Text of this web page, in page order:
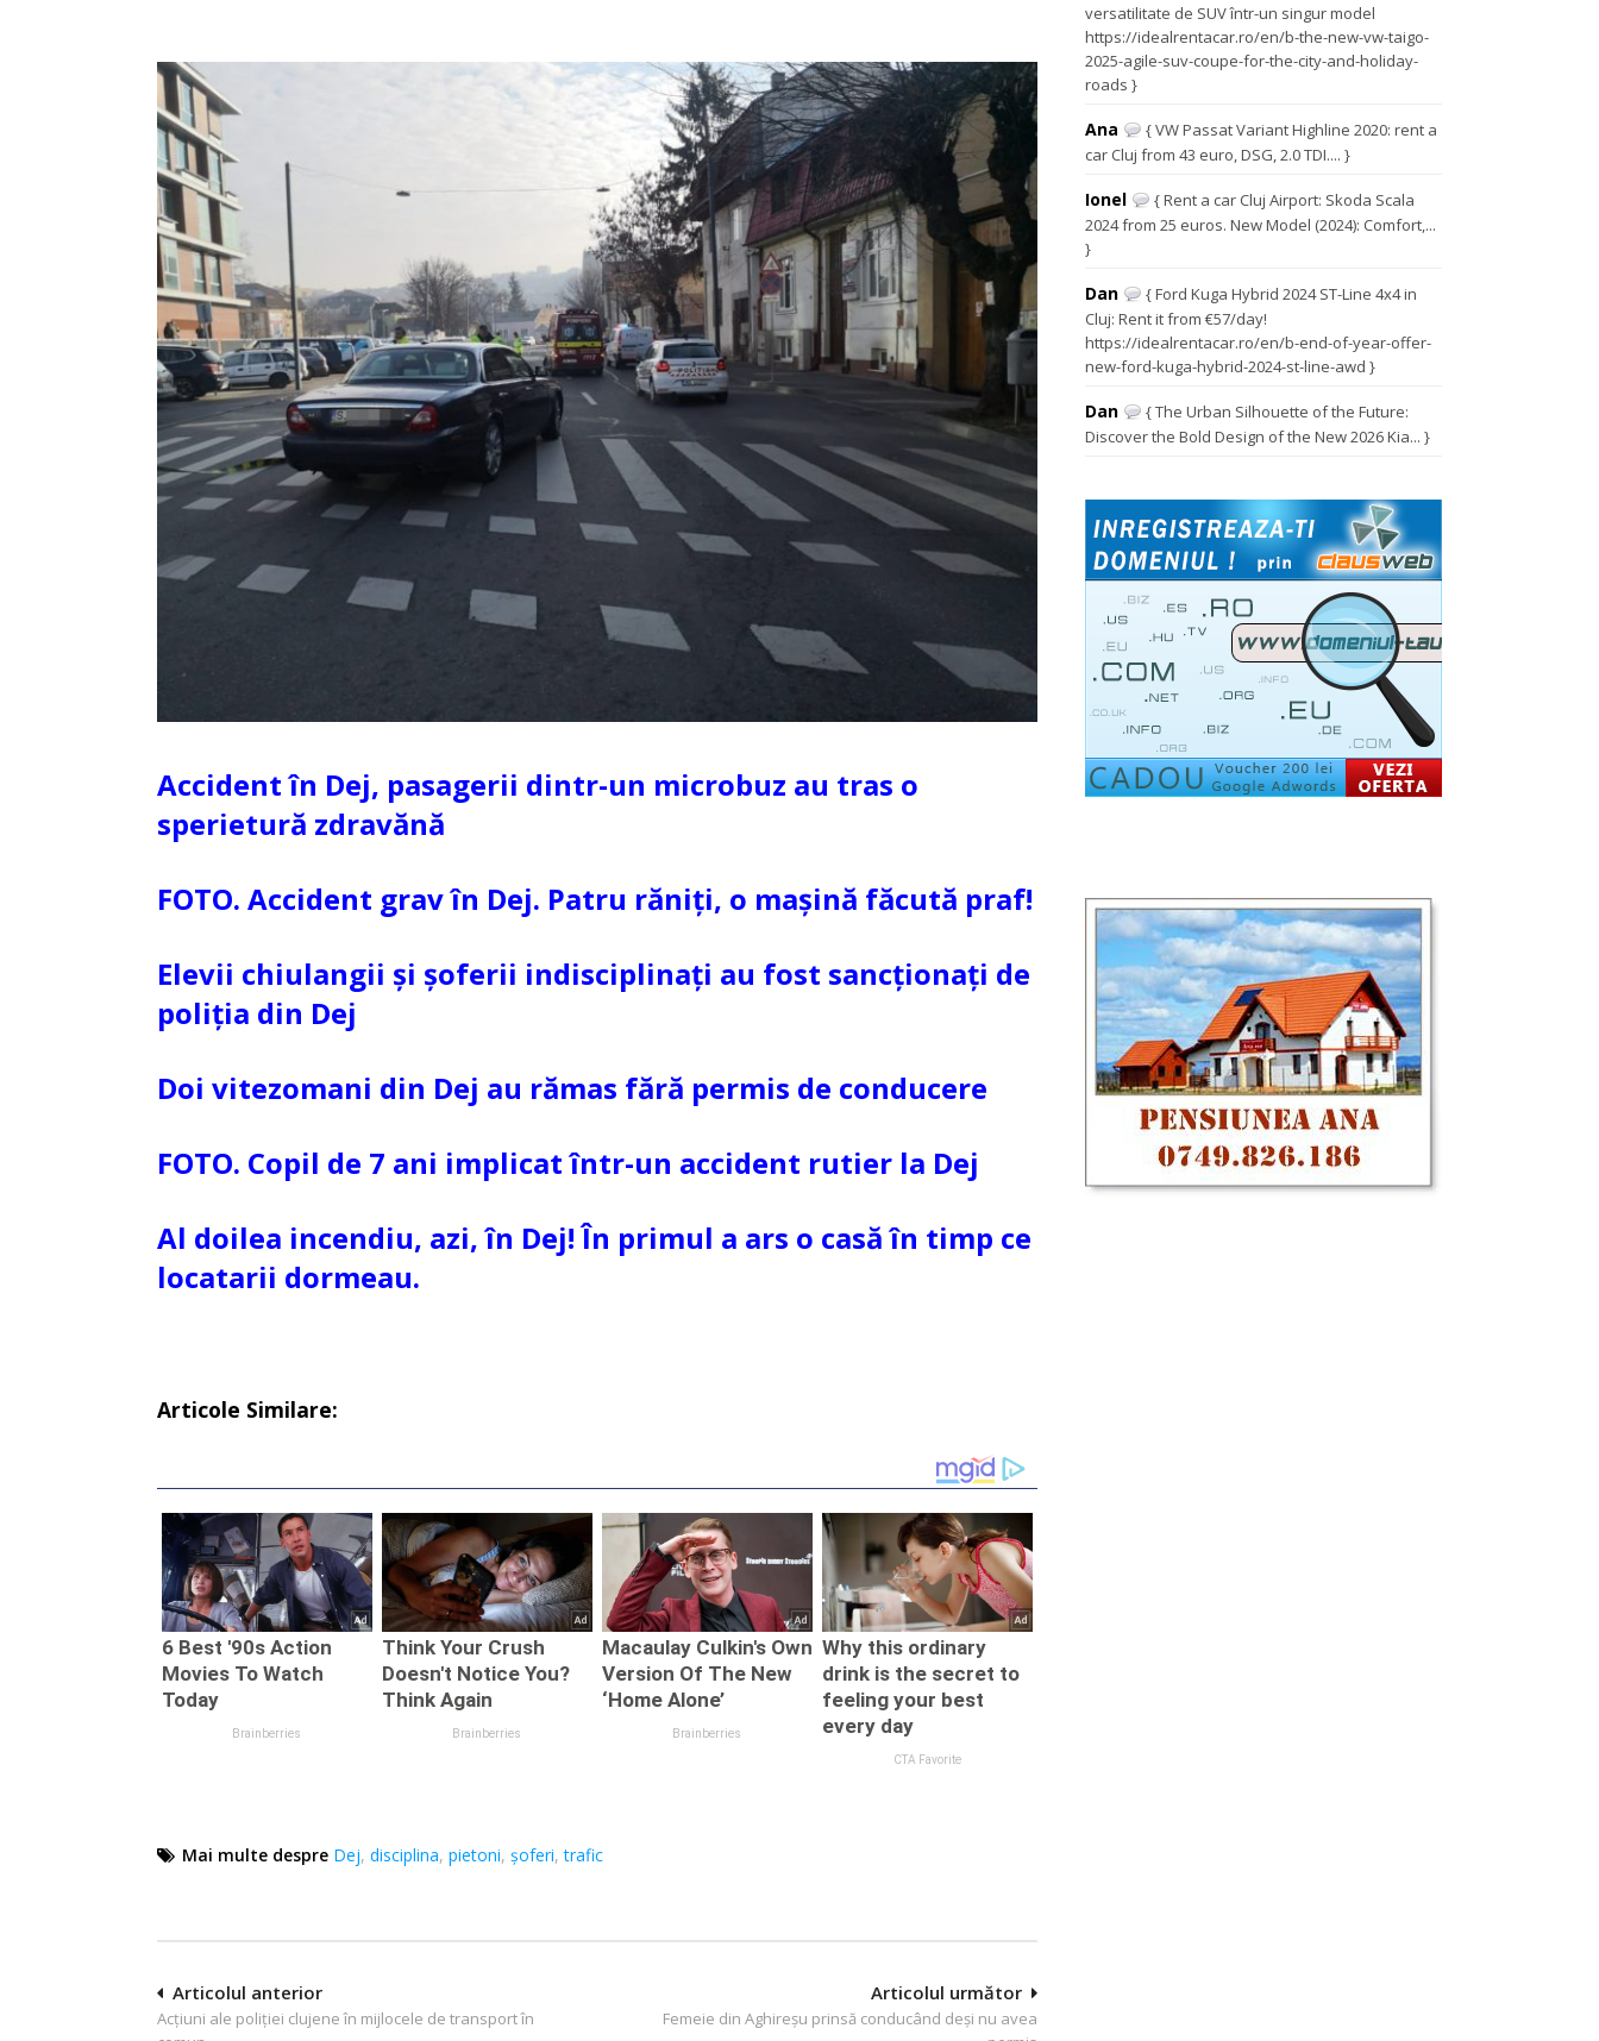
Accident în Dej, pasagerii dintr-un microbuz au tras o
sperietură zdravănă
FOTO. Accident grav în Dej. Patru răniţi, o maşină făcută praf!
Elevii chiulangii și șoferii indisciplinați au fost sancționați de
poliția din Dej
Doi vitezomani din Dej au rămas fără permis de conducere
FOTO. Copil de 7 ani implicat într-un accident rutier la Dej
Al doilea incendiu, azi, în Dej! În primul a ars o casă în timp ce
locatarii dormeau.
Articole Similare:
Mai multe despre Dej, disciplina, pietoni, şoferi,trafic
Navigare
în
Articolul următor
Femeie din Aghireșu prinsă conducând deși nu avea
Articolul anterior
Acțiuni ale poliției clujene în mijlocele de transport în
versatilitate de SUV într-un singur model
https://idealrentacar.ro/en/b-the-new-vw-taigo-
2025-agile-suv-coupe-for-the-city-and-holiday-
roads }
Ana
{ VW Passat Variant Highline 2020: rent a
car Cluj from 43 euro, DSG, 2.0 TDI.... }
Ionel
{ Rent a car Cluj Airport: Skoda Scala
2024 from 25 euros. New Model (2024): Comfort,...
}
Dan
{ Ford Kuga Hybrid 2024 ST-Line 4x4 in
Cluj: Rent it from €57/day!
https://idealrentacar.ro/en/b-end-of-year-offer-
new-ford-kuga-hybrid-2024-st-line-awd }
Dan
{ The Urban Silhouette of the Future:
Discover the Bold Design of the New 2026 Kia... }